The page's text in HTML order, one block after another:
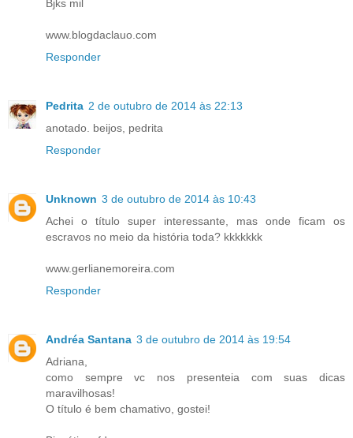
Bjks mil
www.blogdaclauo.com
Responder
Pedrita 2 de outubro de 2014 às 22:13
anotado. beijos, pedrita
Responder
Unknown 3 de outubro de 2014 às 10:43
Achei o título super interessante, mas onde ficam os
escravos no meio da história toda? kkkkkkk
www.gerlianemoreira.com
Responder
Andréa Santana 3 de outubro de 2014 às 19:54
Adriana,
como sempre vc nos presenteia com suas dicas
maravilhosas!
O título é bem chamativo, gostei!